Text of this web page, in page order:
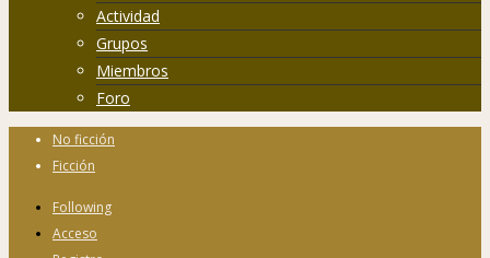
Actividad
Grupos
Miembros
Foro
No ficción
Ficción
Following
Acceso